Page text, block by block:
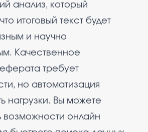
анализ, который
итоговый текст будет
и научно
Качественное
требует
но автоматизация
нагрузки. Вы можете
возможности онлайн